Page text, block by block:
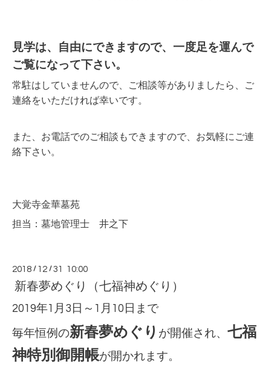
見学は、自由にできますので、一度足を運んで
ご覧になって下さい。
常駐はしていませんので、ご相談等がありましたら、ご
連絡をいただければ幸いです。
また、お電話でのご相談もできますので、お気軽にご連
絡下さい。
大覚寺金華墓苑
担当：墓地管理士 井之下
2018 / 12 /31 10:00
新春夢めぐり（七福神めぐり）
2019年1月3日～1月10日まで
毎年恒例の新春夢めぐり が開催され、 七福
神特別御開帳が開かれます。